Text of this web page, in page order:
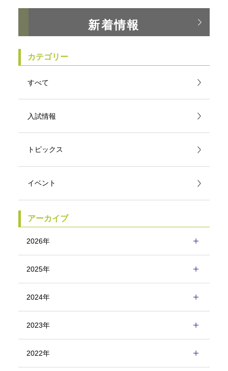
新着情報
カテゴリー
すべて
入試情報
トピックス
イベント
アーカイブ
2026年
2025年
2024年
2023年
2022年